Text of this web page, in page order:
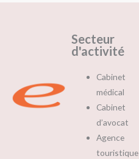
Secteur
d'activité
Cabinet
médical
Cabinet
d’avocat
Agence
touristique